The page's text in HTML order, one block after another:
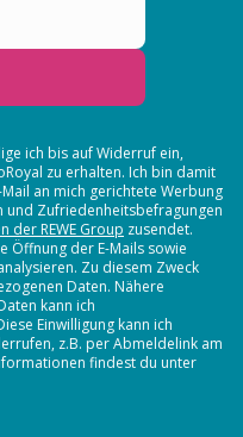
ich bis auf Widerruf ein,
zu erhalten. Ich bin damit
an mich gerichtete Werbung
und Zufriedenheitsbefragungen
der REWE Group zusendet.
Öffnung der E-Mails sowie
Zu diesem Zweck
Daten. Nähere
kann ich
Einwilligung kann ich
z.B. per Abmeldelink am
findest du unter